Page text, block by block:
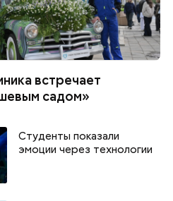
встречает
садом»
Студенты показали
эмоции через технологии